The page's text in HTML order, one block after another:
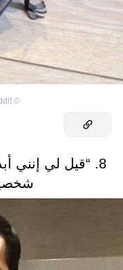
©
8. “قيل لي إنني